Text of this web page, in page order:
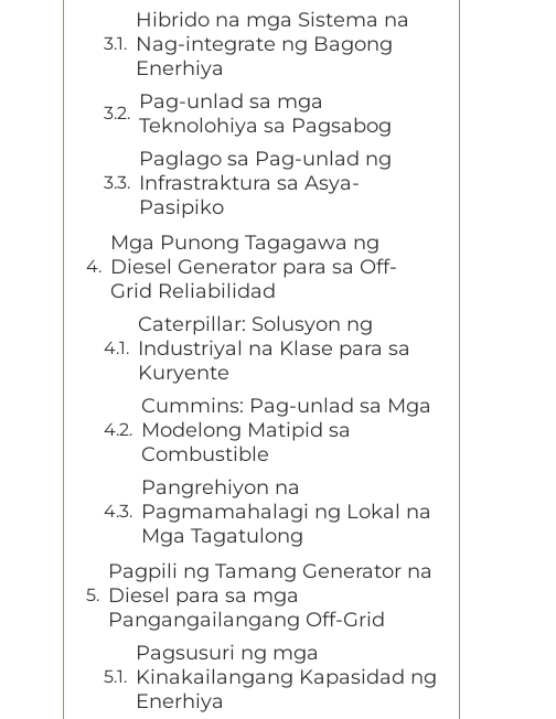
Hibrido na mga Sistema na
Nag-integrate ng Bagong
Enerhiya
Pag-unlad sa mga
Teknolohiya sa Pagsabog
Paglago sa Pag-unlad ng
Infrastraktura sa Asya-
Pasipiko
Mga Punong Tagagawa ng
Diesel Generator para sa Off-
Grid Reliabilidad
Caterpillar: Solusyon ng
Industriyal na Klase para sa
Kuryente
Cummins: Pag-unlad sa Mga
Modelong Matipid sa
Combustible
Pangrehiyon na
Pagmamahalagi ng Lokal na
Mga Tagatulong
Pagpili ng Tamang Generator na
Diesel para sa mga
Pangangailangang Off-Grid
Pagsusuri ng mga
Kinakailangang Kapasidad ng
Enerhiya